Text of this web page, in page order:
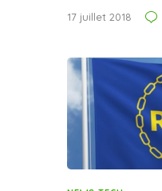
17 juillet 2018